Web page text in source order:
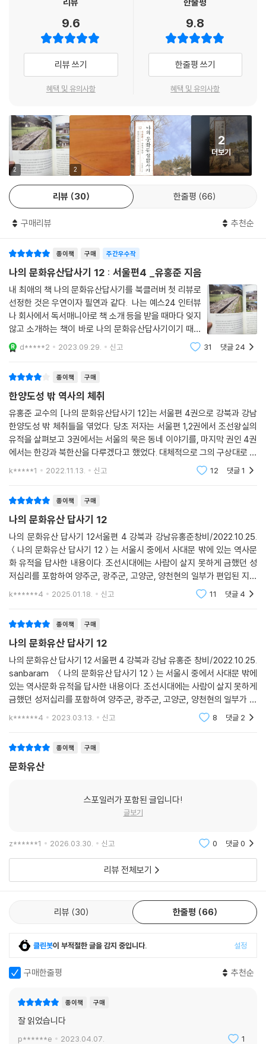
긴 예술가들이 당시 서울이 아니었던 호젓한 성북동에서 머무르고 교류하
며 자신들만의 예술을 가꿔나가고 이야기를 남겼다. 지금도 성북동은 대저
택과 외국 대사관저 사이에 고택과 미술관, 박물관, 찻집, 사찰이 곳곳에
자리하고 있어 문화의 향기를 풍긴다.
한강 이남의 문화유산으로 이번 책에서 등장하는 곳은 강남구의 선정릉과
봉은사, 강서구의 가양동이다. 선정릉은 조선 성종과 성종의 비 정현왕후
의 선릉, 중종의 정릉이 모셔진 곳으로 오늘날 강남의 빌딩숲 속에서도 유
네스코 세계문화유산으로 보존받고 있다. 임진왜란 때 ‘범릉적’에 의해 훼
손당한 아픔이 서린 곳이기도 하다. 봉은사는 예부터 중시되었고 오늘날
강남 도심 속 사찰로 그 가치가 빛나는 절이다. 이 절의 역사에는 숭유억불
가양동에는 겸재정선미술관과 허준박물관이 있다. 조선시대 화성(畵聖)
점만으로도 이곳을 답사할 가치가 충분하다.
중랑구 망우동의 망우역사문화공원 답사는 근현대 역사문화 인물들의 넋
을 찾아가는 코스다. 저자는 유관순 열사의 합장묘에서 시작해 시인 박인
환, 화가 이중섭, 죽산 조봉암, 만해 한용운, 위창 오세창, 소파 방정환, 도
산 안창호 등 10여 명의 위인들을 찾아뵙고 그들의 일생을 되새긴다. 하나
같이 우리 민족운동과 예술, 학문, 정치에서 중요한 역할을 한 인물들이라
감회가 큰 답사처다. 한때 ‘망우리 공동묘지’로 불리며 기피 대상이기만 했
성장을 보여주는 사례다.
‘서울토박이’ 유홍준의 체험적 답사기
저자는 과거의 사건을 탐사하는 ‘고고학(考古學)’의 방법을 오늘날에 적
용하는 ‘고현학(考現學)’의 방식으로 이번 책을 썼다고 말한다. 고고학자
들이 유물과 유적을 통해 과거를 재구성하듯 오늘날 남겨진 흔적들을 되짚
답사기는 유력자들이 생산한 문화유산을 소개하는 데 그치지 않고, 마을을
만들고 거기서 살아간 도시인들의 이야기와 저자의 개인적 증언까지 풍부
하게 담은 ‘체험적 답사기’로 쓰였다. 삶의 터전 서울의 이야기를 동시대의
주인공인 시민들과 직접 동행하며 나누겠다는 결기가 느껴지는 이번 서울
편을 통해 저자는 ‘서울을 움직인 힘은 바로 서울을 살아낸 사람들’이라는
메시지를 힘있게 전하고 있다.
아울러 한국 문화가 점차 세계인의 관심사로 부상하는 이 시점에서 완간되
과 깊이는 이곳에 남겨진 문화유산으로 가늠할 수 있다. 첨단 산업과 문화
만을 추구해서는 결코 얻을 수 없는 시간의 힘이 문화유산으로부터만 나온
다. 서울의 문화유산에 그러한 힘이 충만함을 이번 서울 답사기에서 느껴
보길 강권한다. 높은 산과 넓은 강, 빌딩숲과 신선한 녹지, 옛 사람의 이야
기와 세계인의 문화, 서울은 이 모든 것을 품을 만큼 넓고 깊다.
9.6
리뷰 쓰기
혜택 및 유의사항
9.8
한줄평 쓰기
혜택 및 유의사항
2 2
2
더보기
리뷰 30 한줄평 66
구매리뷰 추천순
종이책 구매 주간우수작
나의 문화유산답사기 12 : 서울편4 _유홍준 지음
내 최애의 책 나의 문화유산답사기를 북클러버 첫 리뷰로
선정한 것은 우연이자 필연과 같다. 나는 예스24 인터뷰
나 회사에서 독서매니아로 책 소개 등을 받을 때마다 잊지
않고 소개하는 책이 바로 나의 문화유산답사기이기 때문
이다. 왜 이 책을 최애의 책으로 꼽는가? "진정한 국제인
이란 단순이 언어를 잘 하는 사람이 아닌 자신이 태어난
d*****2 2023.09.29. 신고 31 댓글 24
종이책 구매
한양도성 밖 역사의 체취
유홍준 교수의 [나의 문화유산답사기 12]는 서울편 4권으로 강북과 강남
한양도성 밖 체취들을 엮었다. 당초 저자는 서울편 1,2권에서 조선왕실의
유적을 살펴보고 3권에서는 서울의 묵은 동네 이야기를, 마지막 권인 4권
에서는 한강과 북한산을 다루겠다고 했었다. 대체적으로 그의 구상대로 답
사가 이루어졌지만 한강 유역의 이야기가 빠져 조금은 아쉬움이 남는다. 4
k*****1 2022.11.13. 신고 12 댓글1
종이책 구매
나의 문화유산 답사기 12
나의 문화유산 답사기 12서울편 4 강북과 강남유홍준창비/2022.10.25.
＜나의 문화유산 답사기 12＞는 서울시 중에서 사대문 밖에 있는 역사문
화 유적을 답사한 내용이다. 조선시대에는 사람이 살지 못하게 금했던 성
저십리를 포함하여 양주군, 광주군, 고양군, 양천현의 일부가 편입된 지역
이다. 현재의 ‘성북동, 선정릉, 봉은사, 겸재정선미술관과 허준박물관, 망
k******4 2025.01.18. 신고 11 댓글 4
종이책 구매
나의 문화유산 답사기 12
나의 문화유산 답사기 12 서울편 4 강북과 강남 유홍준 창비/2022.10.25.
sanbaram ＜나의 문화유산 답사기 12＞는 서울시 중에서 사대문 밖에
있는 역사문화 유적을 답사한 내용이다. 조선시대에는 사람이 살지 못하게
금했던 성저십리를 포함하여 양주군, 광주군, 고양군, 양천현의 일부가 편
입된 지역이다. 현재의 ‘성북동, 선정릉, 봉은사, 겸재정선미술관과 허준박
k******4 2023.03.13. 신고 8 댓글 2
종이책 구매
문화유산
스포일러가 포함된 글입니다!
글보기
z******1 2026.03.30. 신고 0 댓글0
리뷰 전체보기
리뷰 30 한줄평 66
클린봇이 부적절한 글을 감지 중입니다. 설정
구매한줄평 추천순
종이책 구매
잘 읽었습니다
p******e 2023.04.07. 1